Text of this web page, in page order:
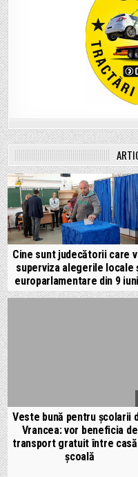
Cine sunt judecătorii care
superviza alegerile locale
europarlamentare din 9
Veste bună pentru școlarii
Vrancea: vor beneficia de
transport gratuit între
școală